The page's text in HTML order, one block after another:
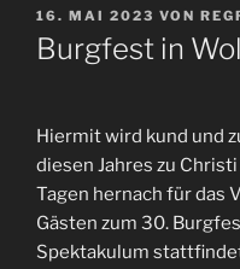
VERÖFFENTLICHT
AM
16. MAI 2023 VON
Burgfest in
Hiermit wird kund und
diesen Jahres zu
Tagen hernach für das
Gästen zum 30.
Spektakulum